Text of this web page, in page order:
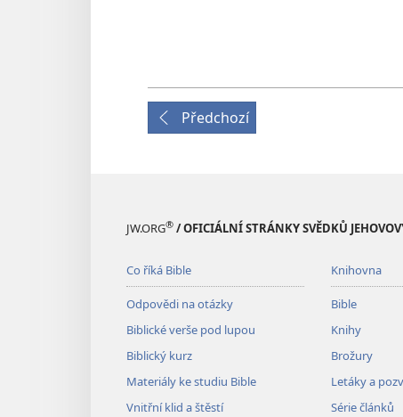
Předchozí
JW.ORG® / OFICIÁLNÍ STRÁNKY SVĚDKŮ
Co říká Bible
Odpovědi na otázky
Biblické verše pod lupou
Biblický kurz
Materiály ke studiu Bible
Vnitřní klid a štěstí
Knihovna
Bible
Knihy
Brožury
Letáky a
Série článků